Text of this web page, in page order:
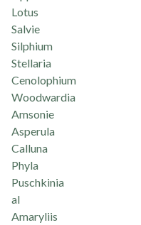
Lotus
Salvie
Silphium
Stellaria
Cenolophium
Woodwardia
Amsonie
Asperula
Calluna
Phyla
Puschkinia
al
Amaryliis